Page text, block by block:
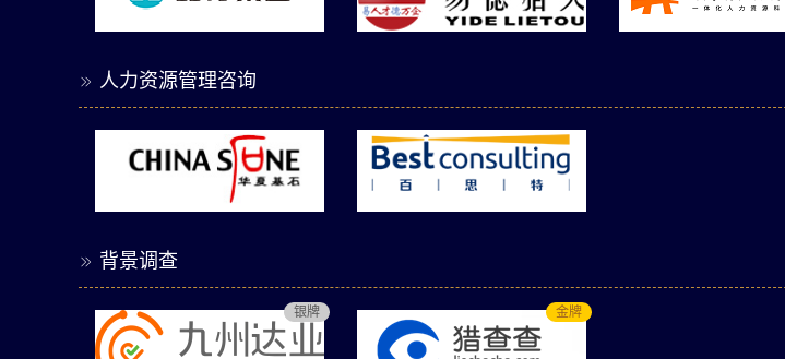
 人力资源管理咨询
 背景调查
银牌 金牌